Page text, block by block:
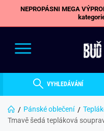
NEPROPÁSNI MEGA
VYHLEDÁVÁNÍ
Pánské oblečení
Tmavě šedá tepláková